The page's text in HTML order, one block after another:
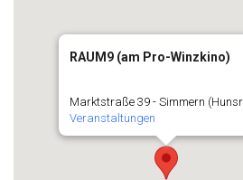
RAUM9 (am Pro-Winzkino)
Marktstraße 39 - Simmern
Veranstaltungen